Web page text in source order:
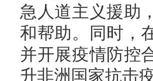
急人道主义援助
和帮助。同时，
并开展疫情防控
升非洲国家抗击